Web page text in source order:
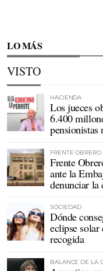
LO MÁS
VISTO
HACIENDA
Los jueces
6.400
pensionistas
FRENTE OBRERO
Frente
ante la
denunciar la
SOCIEDAD
Dónde
eclipse
recogida
BALANCE DE LA